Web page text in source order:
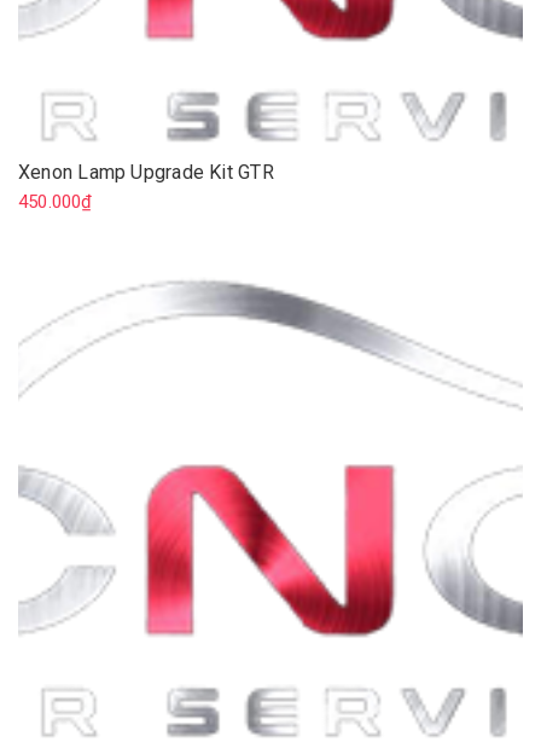
Xenon Lamp Upgrade Kit GTR
450.000₫